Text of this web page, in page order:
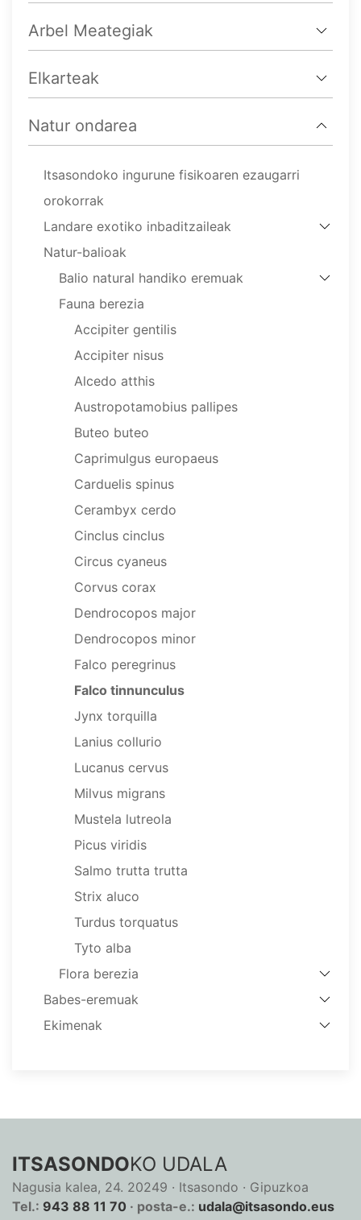
Arbel Meategiak
Elkarteak
Natur ondarea
Itsasondoko ingurune fisikoaren ezaugarri
orokorrak
Landare exotiko inbaditzaileak
Natur-balioak
Balio natural handiko eremuak
Fauna berezia
Accipiter gentilis
Accipiter nisus
Alcedo atthis
Austropotamobius pallipes
Buteo buteo
Caprimulgus europaeus
Carduelis spinus
Cerambyx cerdo
Cinclus cinclus
Circus cyaneus
Corvus corax
Dendrocopos major
Dendrocopos minor
Falco peregrinus
Falco tinnunculus
Jynx torquilla
Lanius collurio
Lucanus cervus
Milvus migrans
Mustela lutreola
Picus viridis
Salmo trutta trutta
Strix aluco
Turdus torquatus
Tyto alba
Flora berezia
Babes-eremuak
Ekimenak
ITSASONDOKO UDALA
Nagusia kalea, 24. 20249 · Itsasondo · Gipuzkoa
Tel.: 943 88 11 70 · posta-e.: udala@itsasondo.eus